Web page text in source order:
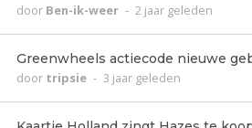
door Ben-ik-weer - 2 jaar geleden
Greenwheels actiecode nieuwe
door tripsie - 3 jaar geleden